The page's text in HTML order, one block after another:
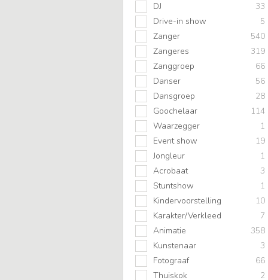
DJ
33
Drive-in show
5
Zanger
540
Zangeres
319
Zanggroep
66
Danser
56
Dansgroep
28
Goochelaar
114
Waarzegger
1
Event show
19
Jongleur
1
Acrobaat
3
Stuntshow
1
Kindervoorstelling
10
Karakter/Verkleed
7
Animatie
358
Kunstenaar
3
Fotograaf
66
Thuiskok
2